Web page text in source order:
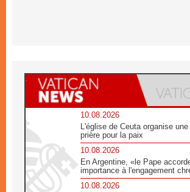
10.08.2026
L'église de Ceuta organise
prière pour la paix
10.08.2026
En Argentine, «le Pape
importance à l'engagement
10.08.2026